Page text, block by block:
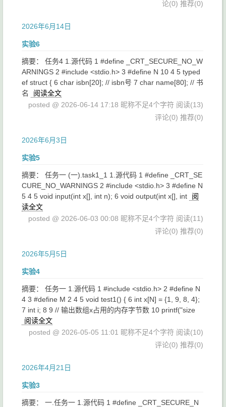
论(0) 推荐(0)
2026年6月14日
实验6
摘要： 任务4 1.源代码 1 #define _CRT_SECURE_NO_W
ARNINGS 2 #include <stdio.h> 3 #define N 10 4 5 typed
ef struct { 6 char isbn[20]; // isbn号 7 char name[80]; // 书
名
阅读全文
posted @ 2026-06-14 17:18 昵称不足4个字符 阅读(13)
评论(0) 推荐(0)
2026年6月3日
实验5
摘要： 任务一 (一).task1_1 1.源代码 1 #define _CRT_SE
CURE_NO_WARNINGS 2 #include <stdio.h> 3 #define N
5 4 5 void input(int x[], int n); 6 void output(int x[], int
阅
读全文
posted @ 2026-06-03 00:08 昵称不足4个字符 阅读(11)
评论(0) 推荐(0)
2026年5月5日
实验4
摘要： 任务一 1.源代码 1 #include <stdio.h> 2 #define N
4 3 #define M 2 4 5 void test1() { 6 int x[N] = {1, 9, 8, 4};
7 int i; 8 9 // 输出数组x占用的内存字节数 10 printf("size
阅读全文
posted @ 2026-05-05 11:01 昵称不足4个字符 阅读(10)
评论(0) 推荐(0)
2026年4月21日
实验3
摘要： 一.任务一 1.源代码 1 #define _CRT_SECURE_N